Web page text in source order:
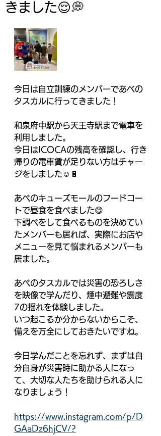
きました😌💭
今日は自立訓練のメンバーであべの
タスカルに行ってきました！
和泉府中駅から天王寺駅まで電車を
利用しました。
今日はICOCAの残高を確認し、行き
帰りの電車賃が足りない方はチャー
ジをしました☺️🔋
あべのキューズモールのフードコー
トで昼食を食べました😋
下調べをして食べるものを決めてい
たメンバーも居れば、実際にお店や
メニューを見て悩まれるメンバーも
居ました。
あべのタスカルでは災害の恐ろしさ
を映像で学んだり、煙中避難や震度
7の揺れを体験しました。
いつ起こるか分からないからこそ、
備えを万全にしておきたいですね。
今日学んだことを忘れず、まずは自
分自身が災害時に助かる人になっ
て、大切な人たちを助けられる人に
なりましょう！
https://www.instagram.com/p/D
GAaDz6hjCV/?